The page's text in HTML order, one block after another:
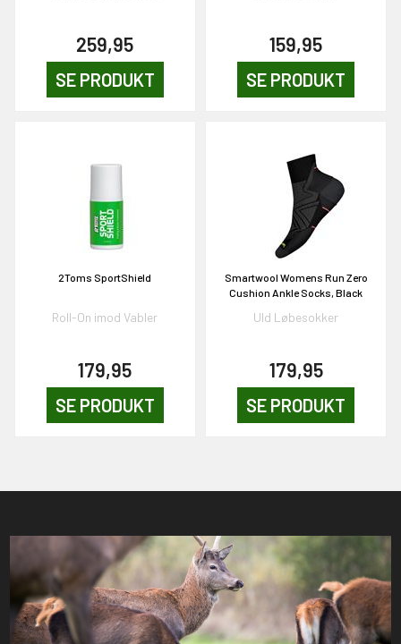
259,95
SE PRODUKT
159,95
SE PRODUKT
2Toms SportShield
Roll-On imod Vabler
179,95
SE PRODUKT
Smartwool Womens Run Zero
Cushion Ankle Socks, Black
Uld Løbesokker
179,95
SE PRODUKT